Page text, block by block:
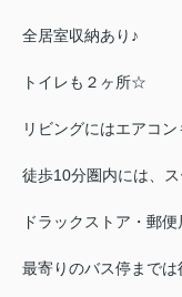
全居室収納あり♪
トイレも２ヶ所☆
リビングにはエアコン
徒歩10分圏内には、
ドラックストア・郵
最寄りのバス停までは